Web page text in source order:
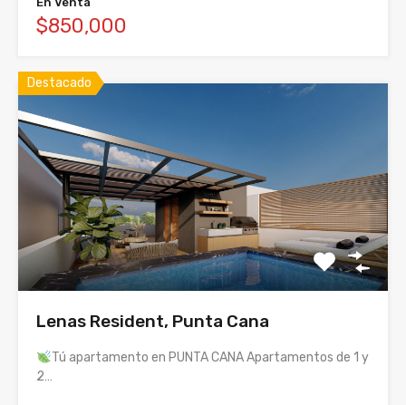
$850,000
Destacado
Lenas Resident, Punta Cana
Tú apartamento en PUNTA CANA Apartamentos de 1 y
2…